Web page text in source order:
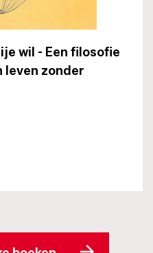
wil - Een filosofie
leven zonder